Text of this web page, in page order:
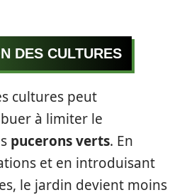
DES CULTURES
cultures peut
à limiter le
pucerons verts. En
et en introduisant
le jardin devient moins